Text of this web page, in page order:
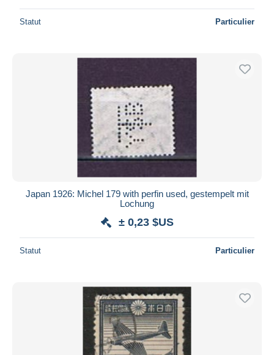
Statut Particulier
Japan 1926: Michel 179 with perfin used, gestempelt mit
Lochung
± 0,23 $US
Statut Particulier